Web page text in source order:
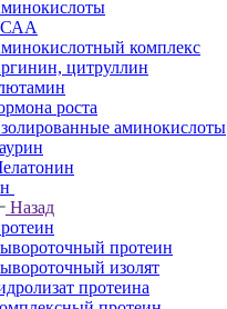
комплекс
цитруллин
роста
аминокислоты
Назад
протеин
изолят
протеина